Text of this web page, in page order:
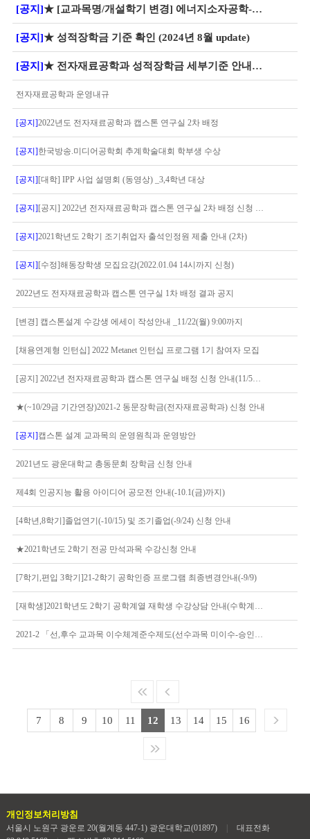
[공지]★ [교과목명/개설학기 변경] 에너지소자공학->에너지소재공학
[공지]★ 성적장학금 기준 확인 (2024년 8월 update)
[공지]★ 전자재료공학과 성적장학금 세부기준 안내_24.08월 update
전자재료공학과 운영내규
[공지]2022년도 전자재료공학과 캡스톤 연구실 2차 배정
[공지]한국방송.미디어공학회 추계학술대회 학부생 수상
[공지][대학] IPP 사업 설명회 (동영상) _3,4학년 대상
[공지][공지] 2022년 전자재료공학과 캡스톤 연구실 2차 배정 신청 안내 (12월 4일 토요
[공지]2021학년도 2학기 조기취업자 출석인정원 제출 안내 (2차)
[공지][수정]해동장학생 모집요강(2022.01.04 14시까지 신청)
2022년도 전자재료공학과 캡스톤 연구실 1차 배정 결과 공지
[변경] 캡스톤설계 수강생 에세이 작성안내 _11/22(월) 9:00까지
[채용연계형 인턴십] 2022 Metanet 인턴십 프로그램 1기 참여자 모집
[공지] 2022년 전자재료공학과 캡스톤 연구실 배정 신청 안내(11/5금까지)
★(~10/29금 기간연장)2021-2 동문장학금(전자재료공학과) 신청 안내
[공지]캡스톤 설계 교과목의 운영원칙과 운영방안
2021년도 광운대학교 총동문회 장학금 신청 안내
제4회 인공지능 활용 아이디어 공모전 안내(-10.1(금)까지)
[4학년,8학기]졸업연기(-10/15) 및 조기졸업(-9/24) 신청 안내
★2021학년도 2학기 전공 만석과목 수강신청 안내
[7학기,편입 3학기]21-2학기 공학인증 프로그램 최종변경안내(-9/9)
7 8 9 10 11 12 13 14 15 16
개인정보처리방침
서울시 노원구 광운로 20(월계동 447-1) 광운대학교(01897)
대표전화